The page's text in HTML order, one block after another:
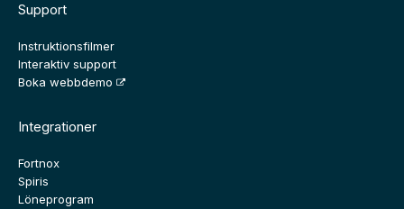
Support
Instruktionsfilmer
Interaktiv support
Boka webbdemo
Integrationer
Fortnox
Spiris
Löneprogram